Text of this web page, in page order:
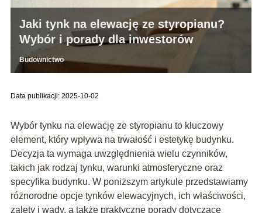
Jaki tynk na elewację ze styropianu?
Wybór i porady dla inwestorów
Budownictwo
Data publikacji: 2025-10-02
Wybór tynku na elewację ze styropianu to kluczowy
element, który wpływa na trwałość i estetykę budynku.
Decyzja ta wymaga uwzględnienia wielu czynników,
takich jak rodzaj tynku, warunki atmosferyczne oraz
specyfika budynku. W poniższym artykule przedstawiamy
różnorodne opcje tynków elewacyjnych, ich właściwości,
zalety i wady, a także praktyczne porady dotyczące